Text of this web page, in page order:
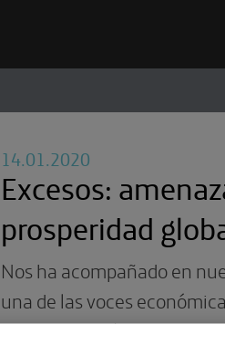
14.01.2020
Excesos:
prosperidad
Nos ha acompañado en
una de las voces
de nuestro país, que en su